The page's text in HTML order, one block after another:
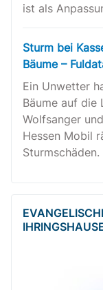
ist als
Sturm bei
Bäume –
Ein Unwetter
Bäume auf die
Wolfsanger
Hessen Mobil
Sturmschäden.